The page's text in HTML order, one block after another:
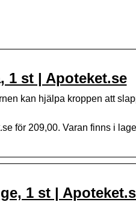
1 st | Apoteket.se
kan hjälpa kroppen att
för 209,00. Varan finns i
1 st |